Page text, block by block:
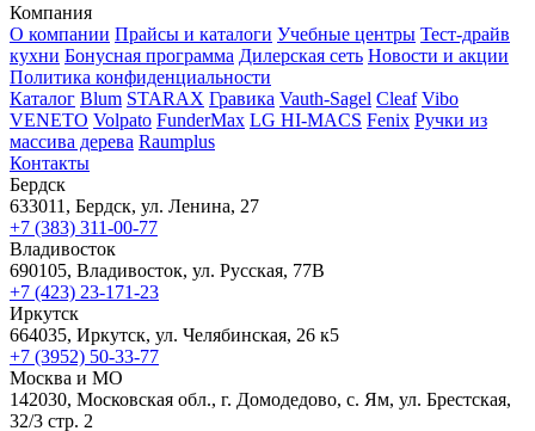
Компания
О компании Прайсы и каталоги Учебные центры Тест-драйв
кухни Бонусная программа Дилерская сеть Новости и акции
Политика конфиденциальности
Каталог Blum STARAX Гравика Vauth-Sagel Cleaf Vibo
VENETO Volpato FunderMax LG HI-MACS Fenix Ручки из
массива дерева Raumplus
Контакты
Бердск
633011, Бердск, ул. Ленина, 27
+7 (383) 311-00-77
Владивосток
690105, Владивосток, ул. Русская, 77В
+7 (423) 23-171-23
Иркутск
664035, Иркутск, ул. Челябинская, 26 к5
+7 (3952) 50-33-77
Москва и МО
142030, Московская обл., г. Домодедово, с. Ям, ул. Брестская,
32/3 стр. 2